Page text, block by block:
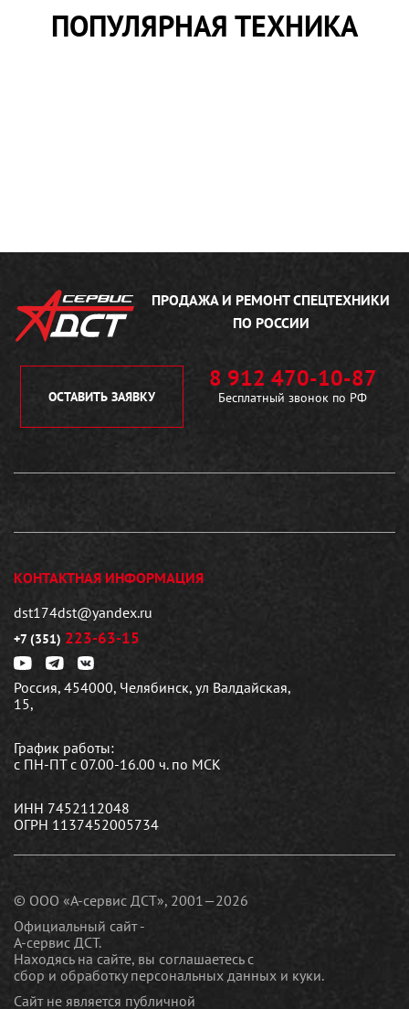
ПОПУЛЯРНАЯ ТЕХНИКА
ПРОДАЖА И РЕМОНТСПЕЦТЕХНИКИ
ПО РОССИИ
ОСТАВИТЬ ЗАЯВКУ
8 912 470-10-87
Бесплатный звонок по РФ
КОНТАКТНАЯ ИНФОРМАЦИЯ
dst174dst@yandex.ru
+7 (351) 223-63-15
Россия, 454000, Челябинск, ул Валдайская,
15,
График работы:
с ПН-ПТ с 07.00-16.00 ч. по МСК
ИНН 7452112048
ОГРН 1137452005734
© ООО «А-сервис ДСТ», 2001—2026
Официальный сайт -
А-сервис ДСТ.
Находясь на сайте, вы соглашаетесь c
сбор и обработку персональных данных и куки.
Сайт не является публичной